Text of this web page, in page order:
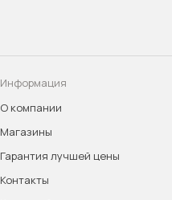
Информация
О компании
Магазины
Гарантия лучшей цены
Контакты